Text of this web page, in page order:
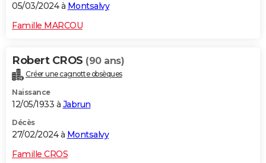
05/03/2024 à Montsalvy
Famille MARCOU
Robert CROS (90 ans)
Créer une cagnotte obsèques
Naissance
12/05/1933 à Jabrun
Décès
27/02/2024 à Montsalvy
Famille CROS